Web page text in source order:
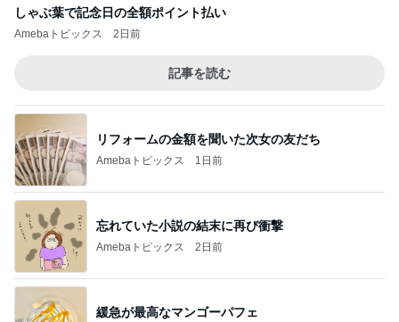
しゃぶ葉で記念日の全額ポイント払い
Amebaトピックス 2日前
記事を読む
リフォームの金額を聞いた次女の友だち
Amebaトピックス 1日前
忘れていた小説の結末に再び衝撃
Amebaトピックス 2日前
緩急が最高なマンゴーパフェ